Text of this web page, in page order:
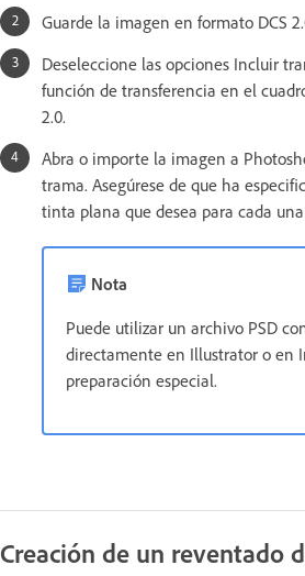
Guarde la imagen en formato DCS
Deseleccione las opciones Incluir
función de transferencia en el
2.0.
Abra o importe la imagen a
trama. Asegúrese de que ha
tinta plana que desea para cada
Nota
Puede utilizar un archivo PSD
directamente en Illustrator o en
preparación especial.
Creación de un reventado